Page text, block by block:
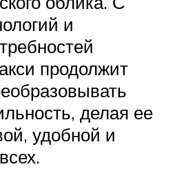
и
продолжит
делая ее
удобной и